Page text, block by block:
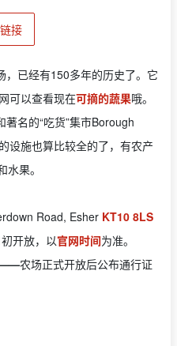
接
已经有150多年的历史了。它
可以查看现在可摘的蔬果哦。
名的“吃货”集市Borough
设施也算比较全的了，有农产
果。
Road, Esher KT10 8LS
开放，以官网时间为准。
农场正式开放后公布通行证